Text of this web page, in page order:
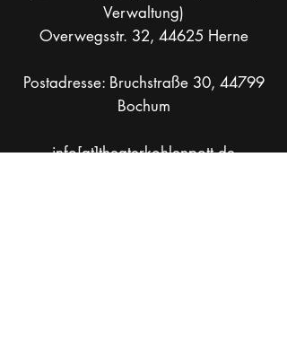
Verwaltung)
Overwegsstr. 32, 44625 Herne
Postadresse: Bruchstraße 30, 44799
Bochum
info[at]theaterkohlenpott.de